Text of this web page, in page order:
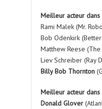
Meilleur acteur
Rami Malek (Mr.
Bob Odenkirk
Matthew Reese (The
Liev Schreiber (Ray
Billy Bob Thornton
Meilleur acteur
Donald Glover